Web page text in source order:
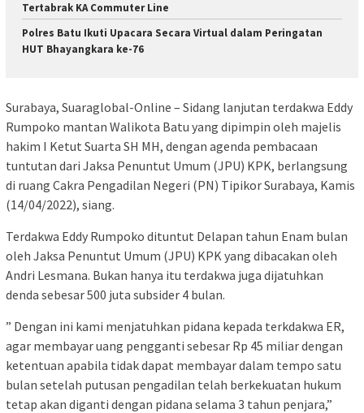
Tertabrak KA Commuter Line
Polres Batu Ikuti Upacara Secara Virtual dalam Peringatan
HUT Bhayangkara ke-76
Surabaya, Suaraglobal-Online – Sidang lanjutan terdakwa Eddy
Rumpoko mantan Walikota Batu yang dipimpin oleh majelis
hakim I Ketut Suarta SH MH, dengan agenda pembacaan
tuntutan dari Jaksa Penuntut Umum (JPU) KPK, berlangsung
di ruang Cakra Pengadilan Negeri (PN) Tipikor Surabaya, Kamis
(14/04/2022), siang.
Terdakwa Eddy Rumpoko dituntut Delapan tahun Enam bulan
oleh Jaksa Penuntut Umum (JPU) KPK yang dibacakan oleh
Andri Lesmana. Bukan hanya itu terdakwa juga dijatuhkan
denda sebesar 500 juta subsider 4 bulan.
” Dengan ini kami menjatuhkan pidana kepada terkdakwa ER,
agar membayar uang pengganti sebesar Rp 45 miliar dengan
ketentuan apabila tidak dapat membayar dalam tempo satu
bulan setelah putusan pengadilan telah berkekuatan hukum
tetap akan diganti dengan pidana selama 3 tahun penjara,”